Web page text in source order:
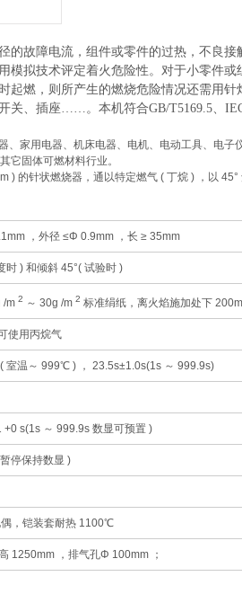
的故障电流，组件或零件的过热，不良
模拟技术评定着火危险性。对于小零件
起燃，则所产生的燃烧危险情况还需用
关、插座……。本机符合GB/T5169.5、
、家用电器、机床电器、电机、电动工具、电
它固体可燃材料行业。
) 的针状燃烧器，通以特定燃气 ( 丁烷 ) ，以 45°
，外径 ≤Φ 0.9mm ，长 ≥ 35mm
时 ) 和倾斜 45°( 试验时 )
/m 2 ～ 30g /m 2 标准绢纸，离火焰施加处下
使用丙烷气
温～ 999℃ ) ， 23.5s±1.0s(1s ～ 999.9s)
s(1s ～ 999.9s 数显可预置 )
停保持数显 )
，铠装套耐热 1100℃
1250mm ，排气孔Φ 100mm ；